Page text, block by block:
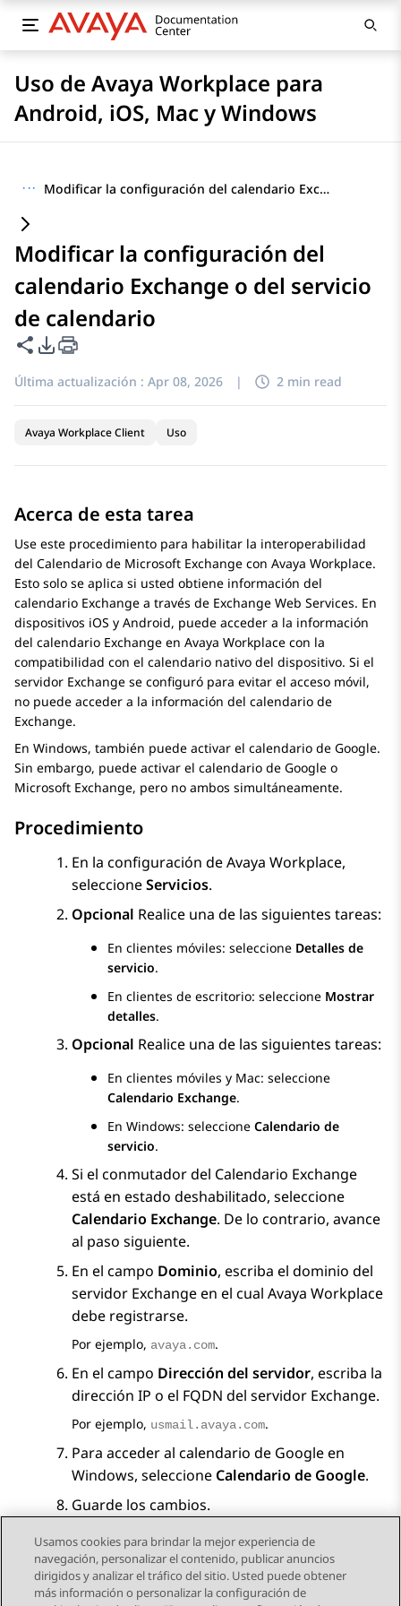
Uso de Avaya Workplace para
Android, iOS, Mac y Windows
··· Modificar la configuración del calendario Exchange o del servicio de calendario
Modificar la configuración del
calendario Exchange o del servicio
de calendario
Compartir esta página
Opciones de exportación de PDF
Última actualización : Apr 08, 2026 | 2 min read
Avaya Workplace Client Uso
Acerca de esta tarea
Use este procedimiento para habilitar la interoperabilidad
del Calendario de Microsoft Exchange con Avaya Workplace.
Esto solo se aplica si usted obtiene información del
calendario Exchange a través de Exchange Web Services. En
dispositivos iOS y Android, puede acceder a la información
del calendario Exchange en Avaya Workplace con la
compatibilidad con el calendario nativo del dispositivo. Si el
servidor Exchange se configuró para evitar el acceso móvil,
no puede acceder a la información del calendario de
Exchange.
En Windows, también puede activar el calendario de Google.
Sin embargo, puede activar el calendario de Google o
Microsoft Exchange, pero no ambos simultáneamente.
Procedimiento
En la configuración deAvaya Workplace,
seleccioneServicios.
Opcional Realice una de las siguientes tareas:
En clientes móviles: seleccione Detalles de
servicio.
En clientes de escritorio: seleccione Mostrar
detalles.
Opcional Realice una de las siguientes tareas:
En clientes móviles y Mac: seleccione
Calendario Exchange.
En Windows: seleccione Calendario de
servicio.
Si el conmutador del Calendario Exchange
está en estado deshabilitado, seleccione
Calendario Exchange. De lo contrario, avance
al paso siguiente.
En el campo Dominio, escriba el dominio del
servidor Exchange en el cual Avaya Workplace
debe registrarse.
Por ejemplo, avaya.com.
En el campo Dirección del servidor, escriba la
dirección IP o el FQDN del servidor Exchange.
Por ejemplo, usmail.avaya.com.
Para acceder al calendario de Google en
Windows, seleccione Calendario de Google.
Guarde los cambios.
Send Feedback
Usamos cookies para brindar la mejor experiencia de
navegación, personalizar el contenido, publicar anuncios
dirigidos y analizar el tráfico del sitio. Usted puede obtener
más información o personalizar la configuración de